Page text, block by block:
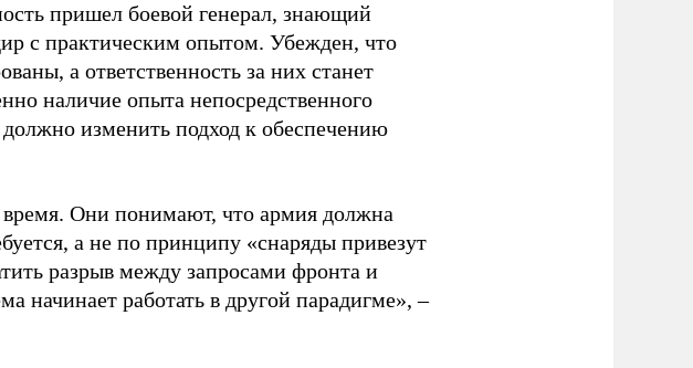
пришел боевой генерал, знающий
с практическим опытом. Убежден, что
а ответственность за них станет
наличие опыта непосредственного
изменить подход к обеспечению
Они понимают, что армия должна
а не по принципу «снаряды привезут
разрыв между запросами фронта и
начинает работать в другой парадигме», –